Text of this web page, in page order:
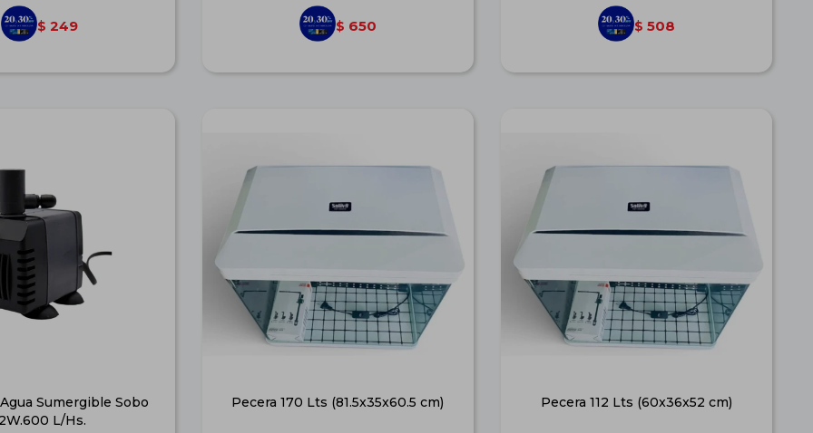
$ 249 $ 650 $ 508
Sumergible Sobo
L/Hs.
Pecera 170 Lts (81.5x35x60.5 cm) Pecera 112 Lts (60x36x52 cm)